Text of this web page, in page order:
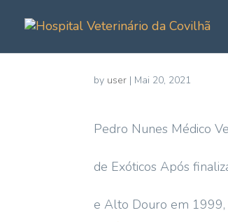
Pedro Nunes
by user | Mai 20, 2021
Pedro Nunes Médico
de Exóticos Após
e Alto Douro em 1999,